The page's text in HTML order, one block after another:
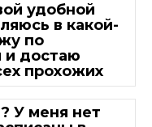
удобной
в какой-
по
и достаю
прохожих
У меня нет